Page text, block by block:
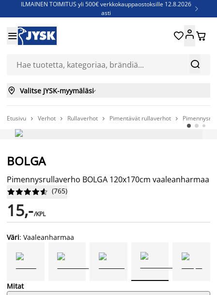
ILMAINEN TOIMITUS yli 500€ verkkokauppaostoksille 12.8.2026
asti

Jenkkisänkyjä - Säästä jopa 60%


 
 Valitse JYSK-myymäläsi
Etusivu  Verhot  Rullaverhot  Pimentävät rullaverhot 
BOLGA
Pimennysrullaverho BOLGA 120x170cm vaaleanharmaa





 (765)
15,-/KPL
Väri: Vaaleanharmaa
Mitat